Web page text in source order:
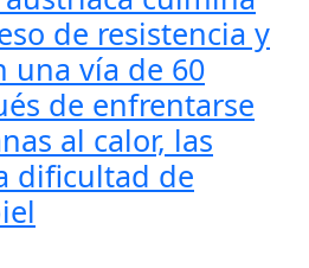
de resistencia y
una vía de 60
de enfrentarse
al calor, las
dificultad de